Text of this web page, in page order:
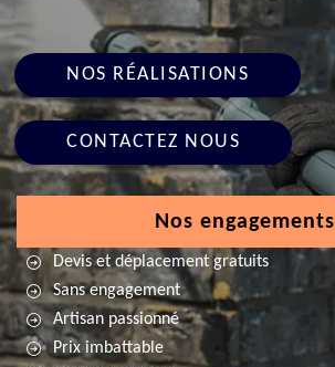
NOS RÉALISATIONS
CONTACTEZ NOUS
Nos engagements
Devis et déplacement gratuits
Sans engagement
Artisan passionné
Prix imbattable